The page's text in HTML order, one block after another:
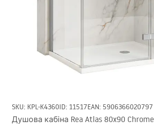
SKU: KPL-K4360ID: 11517EAN: 5906366020797
Душова кабіна Rea Atlas 80x90 Chrome